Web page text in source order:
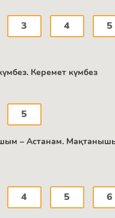
3 4 5
Керемет күмбез
5
– Астанам.
4 5 6